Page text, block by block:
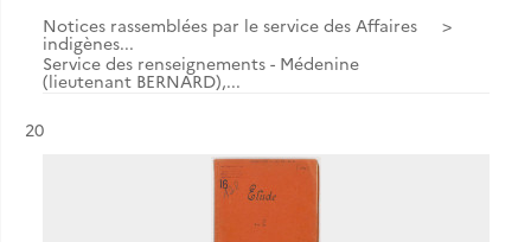
Notices rassemblées par le service des Affaires
indigènes...
Service des renseignements - Médenine
(lieutenant BERNARD),...
Résultat n°
20